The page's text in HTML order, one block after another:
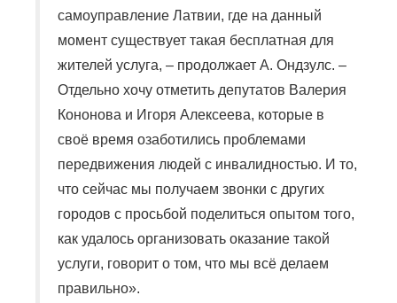
самоуправление Латвии, где на данный
момент существует такая бесплатная для
жителей услуга, – продолжает А. Ондзулс. –
Отдельно хочу отметить депутатов Валерия
Кононова и Игоря Алексеева, которые в
своё время озаботились проблемами
передвижения людей с инвалидностью. И то,
что сейчас мы получаем звонки с других
городов с просьбой поделиться опытом того,
как удалось организовать оказание такой
услуги, говорит о том, что мы всё делаем
правильно».